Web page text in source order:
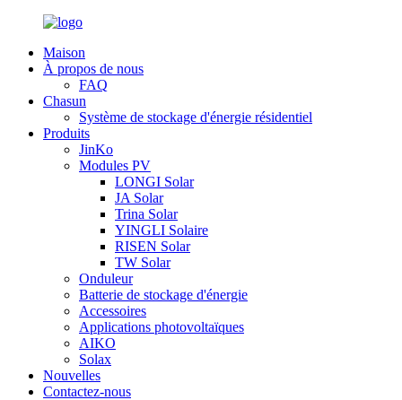
Maison
À propos de nous
FAQ
Chasun
Système de stockage d'énergie résidentiel
Produits
JinKo
Modules PV
LONGI Solar
JA Solar
Trina Solar
YINGLI Solaire
RISEN Solar
TW Solar
Onduleur
Batterie de stockage d'énergie
Accessoires
Applications photovoltaïques
AIKO
Solax
Nouvelles
Contactez-nous